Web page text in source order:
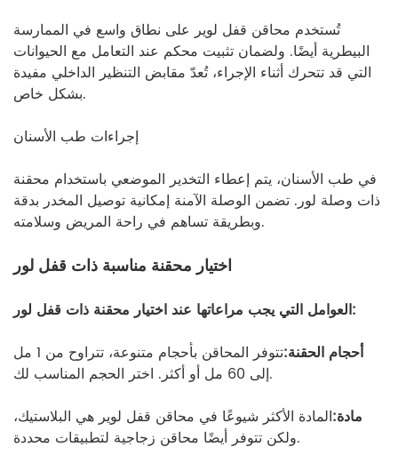
تُستخدم محاقن قفل لوير على نطاق واسع في الممارسة
البيطرية أيضًا. ولضمان تثبيت محكم عند التعامل مع الحيوانات
التي قد تتحرك أثناء الإجراء، تُعدّ مقابض التنظير الداخلي مفيدة
بشكل خاص.
إجراءات طب الأسنان
في طب الأسنان، يتم إعطاء التخدير الموضعي باستخدام محقنة
ذات وصلة لور. تضمن الوصلة الآمنة إمكانية توصيل المخدر بدقة
وبطريقة تساهم في راحة المريض وسلامته.
اختيار محقنة مناسبة ذات قفل لور
العوامل التي يجب مراعاتها عند اختيار محقنة ذات قفل لور:
أحجام الحقنة:
تتوفر المحاقن بأحجام متنوعة، تتراوح من 1 مل
إلى 60 مل أو أكثر. اختر الحجم المناسب لك.
مادة:المادة الأكثر شيوعًا في محاقن قفل لوير هي البلاستيك،
ولكن تتوفر أيضًا محاقن زجاجية لتطبيقات محددة.